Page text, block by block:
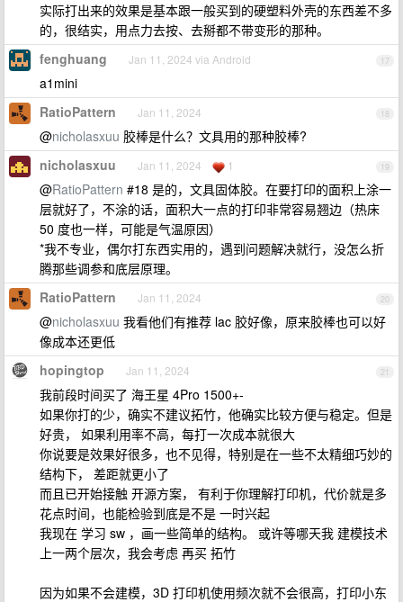
实际打出来的效果是基本跟一般买到的硬塑料外壳的东西差不多
的，很结实，用点力去按、去掰都不带变形的那种。
17
fenghuang Jan 11, 2024 via Android
a1mini
18
RatioPattern Jan 11, 2024
@nicholasxuu 胶棒是什么？文具用的那种胶棒?
19
nicholasxuu Jan 11, 2024 1
@RatioPattern #18 是的，文具固体胶。在要打印的面积上涂一
层就好了，不涂的话，面积大一点的打印非常容易翘边（热床
50 度也一样，可能是气温原因）
*我不专业，偶尔打东西实用的，遇到问题解决就行，没怎么折
腾那些调参和底层原理。
20
RatioPattern Jan 11, 2024
@nicholasxuu 我看他们有推荐 lac 胶好像，原来胶棒也可以好
像成本还更低
21
hopingtop Jan 11, 2024
我前段时间买了 海王星 4Pro 1500+-
如果你打的少，确实不建议拓竹，他确实比较方便与稳定。但是
好贵， 如果利用率不高，每打一次成本就很大
你说要是效果好很多，也不见得，特别是在一些不太精细巧妙的
结构下， 差距就更小了
而且已开始接触 开源方案， 有利于你理解打印机，代价就是多
花点时间，也能检验到底是不是 一时兴起
我现在 学习 sw ，画一些简单的结构。 或许等哪天我 建模技术
上一两个层次，我会考虑 再买 拓竹
因为如果不会建模，3D 打印机使用频次就不会很高，打印小东